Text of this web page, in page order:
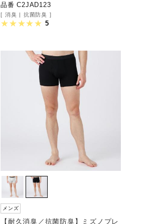
品番 C2JAD123
消臭 抗菌防臭
5
メンズ
【耐久消臭／抗菌防臭】ミズノプレ